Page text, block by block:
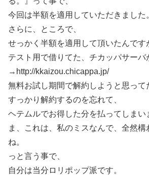
今回は半額を適用していただきました
さらに、ところで、
せっかく半額を適用して頂いたんです
テスト用で借りてた、チカッパサーバ
→http://kkaizou.chicappa.jp/
無料お試し期間で解約しようと思って
すっかり解約するのを忘れて、
ヘテムルでお得した分を払ってしまい
ま、これは、私のミスなんで、全然
ね。
っと言う事で、
自分は当分ロリポップ派です。